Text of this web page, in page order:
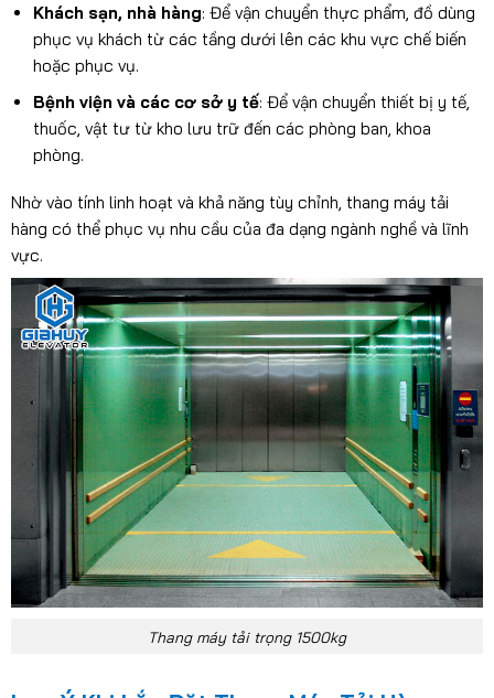
Khách sạn, nhà hàng: Để vận chuyển thực phẩm, đồ dùng
phục vụ khách từ các tầng dưới lên các khu vực chế biến
hoặc phục vụ.
Bệnh viện và các cơ sở y tế: Để vận chuyển thiết bị y tế,
thuốc, vật tư từ kho lưu trữ đến các phòng ban, khoa
phòng.
Nhờ vào tính linh hoạt và khả năng tùy chỉnh, thang máy tải
hàng có thể phục vụ nhu cầu của đa dạng ngành nghề và lĩnh
vực.
Thang máy tải trọng 1500kg